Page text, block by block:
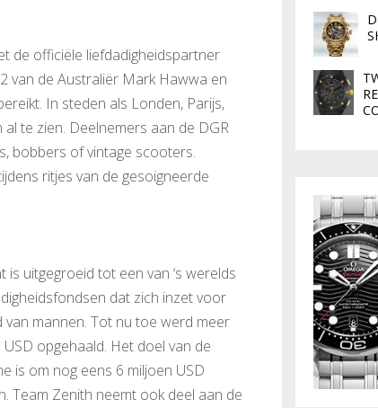
de officiële liefdadigheidspartner
van de Australiër Mark Hawwa en
In steden als Londen, Parijs,
te zien. Deelnemers aan de DGR
bobbers of vintage scooters.
ritjes van de gesoigneerde
is uitgegroeid tot een van ‘s werelds
dat zich inzet voor
van mannen. Tot nu toe werd meer
opgehaald. Het doel van de
is om nog eens 6 miljoen USD
Team Zenith neemt ook deel aan de